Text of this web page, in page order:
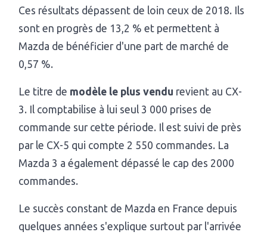
Ces résultats dépassent de loin ceux de 2018. Ils
sont en progrès de 13,2 % et permettent à
Mazda de bénéficier d'une part de marché de
0,57 %.
Le titre de modèle le plus vendu revient au CX-
3. Il comptabilise à lui seul 3 000 prises de
commande sur cette période. Il est suivi de près
par le CX-5 qui compte 2 550 commandes. La
Mazda 3 a également dépassé le cap des 2000
commandes.
Le succès constant de Mazda en France depuis
quelques années s'explique surtout par l'arrivée